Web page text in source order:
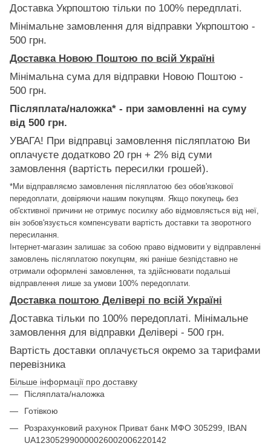
Доставка Укрпоштою тільки по 100% передплаті.
Мінімальне замовлення для відправки Укрпоштою -
500 грн.
Доставка Новою Поштою по всій Україні
Мінімальна сума для відправки Новою Поштою -
500 грн.
Післяплата/наложка* - при замовленні на суму
від 500 грн.
УВАГА! При відправці замовлення післяплатою Ви
оплачуєте додатково 20 грн + 2% від суми
замовлення (вартість пересилки грошей).
*Ми відправляємо замовлення післяплатою без обов'язкової
передоплати, довіряючи нашим покупцям. Якщо покупець без
об'єктивної причини не отримує посилку або відмовляється від неї,
він зобов'язується компенсувати вартість доставки та зворотного
пересилання.
Інтернет-магазин залишає за собою право відмовити у відправленні
замовлень післяплатою покупцям, які раніше безпідставно не
отримали оформлені замовлення, та здійснювати подальші
відправлення лише за умови 100% передоплати.
Доставка поштою Делівері по всій Україні
Доставка тільки по 100% передоплаті. Мінімальне
замовлення для відправки Делівері - 500 грн.
Вартість доставки оплачується окремо за тарифами
перевізника
Більше інформації про доставку
Післяплата/наложка
Готівкою
Розрахунковий рахунок Приват банк МФО 305299, IBAN
UA123052990000026002006220142